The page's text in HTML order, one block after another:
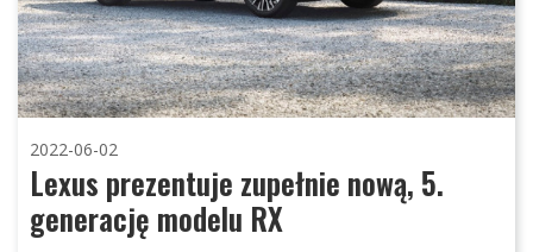
2022-06-02
Lexus prezentuje zupełnie nową, 5.
generację modelu RX